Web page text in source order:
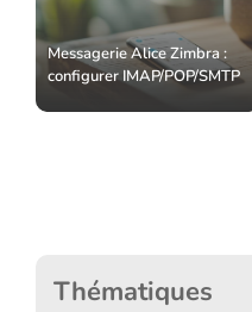
Messagerie Alice Zimbra :
configurer IMAP/POP/SMTP
Thématiques